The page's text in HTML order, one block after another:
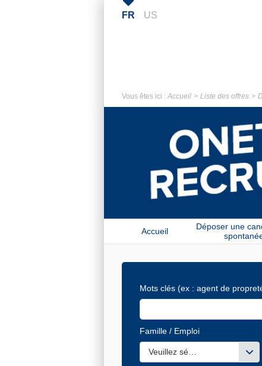
FR US
Vous êtes ici : Accueil Liste des offres
Accueil
Déposer une
Mots clés (ex : agent de
Famille / Emploi
Veuillez sélectionner une ou